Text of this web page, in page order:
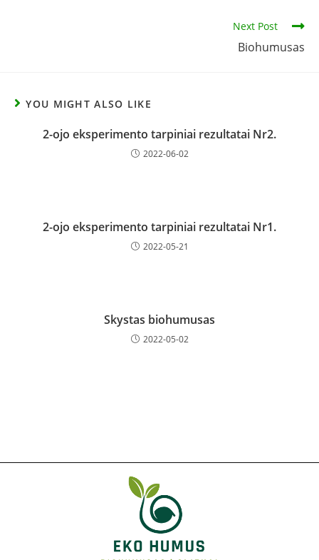
Next Post
Biohumusas
YOU MIGHT ALSO LIKE
2-ojo eksperimento tarpiniai rezultatai Nr2.
2022-06-02
2-ojo eksperimento tarpiniai rezultatai Nr1.
2022-05-21
Skystas biohumusas
2022-05-02